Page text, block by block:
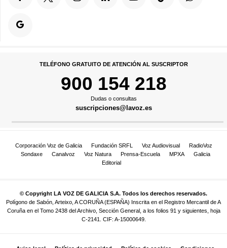
TELÉFONO GRATUITO DE ATENCIÓN AL SUSCRIPTOR
900 154 218
Dudas o consultas
suscripciones@lavoz.es
Corporación Voz de Galicia Fundación SRFL Voz Audiovisual
RadioVoz
Sondaxe
Canalvoz Voz Natura Prensa-Escuela MPXA
Galicia
Editorial
© Copyright LA VOZ DE GALICIA S.A. Todos los derechos reservados.
Polígono de Sabón, Arteixo, A CORUÑA (ESPAÑA) Inscrita en el Registro Mercantil de A
Coruña en el Tomo 2438 del Archivo, Sección General, a los folios 91 y siguientes, hoja
C-2141. CIF: A-15000649.